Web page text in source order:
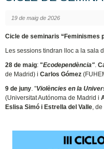
19 de maig de 2026
Cicle de seminaris “Feminismes
Les sessions tindran lloc a la sala
28 de maig:"Ecodependència" .
de Madrid) iCarlos Gómez
9 de juny . "Violències en la
(Universitat Autónoma de Madrid i
Eslisa Simó i Estrella del Valle ,